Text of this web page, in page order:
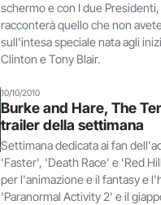
schermo e con I due
racconterà quello che non
sull'intesa speciale nata agli
Clinton e Tony Blair.
10/10/2010
Burke and Hare, The
trailer della settimana
Settimana dedicata ai fan
'Faster', 'Death Race' e 'Red
per l'animazione e il fantasy e
'Paranormal Activity 2' e il